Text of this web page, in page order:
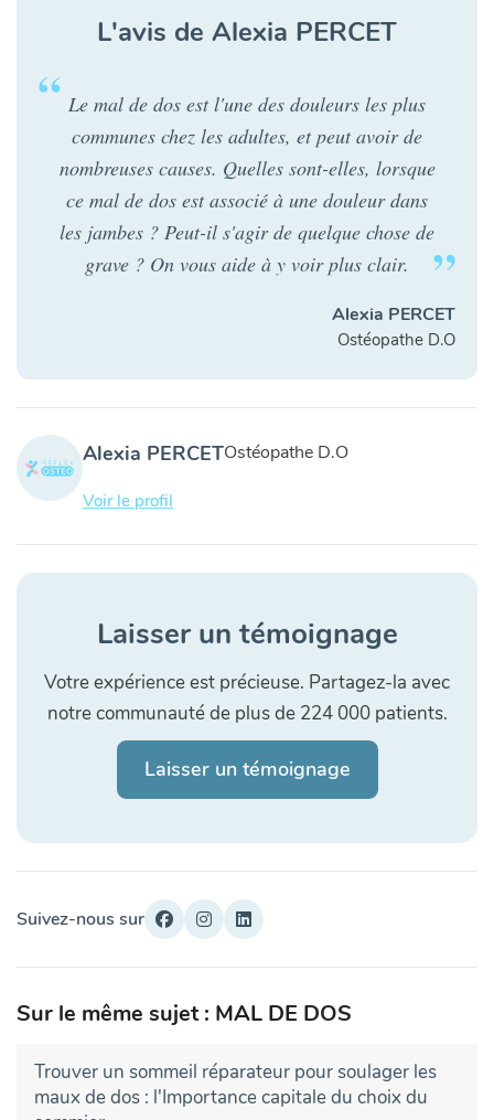
L'avis de Alexia PERCET
Le mal de dos est l'une des douleurs les plus
communes chez les adultes, et peut avoir de
nombreuses causes. Quelles sont-elles, lorsque
ce mal de dos est associé à une douleur dans
les jambes ? Peut-il s'agir de quelque chose de
grave ? On vous aide à y voir plus clair.
Alexia PERCET
Ostéopathe D.O
Alexia PERCETOstéopathe D.O
Voir le profil
Laisser un témoignage
Votre expérience est précieuse. Partagez-la avec
notre communauté de plus de 224 000 patients.
Laisser un témoignage
Suivez-nous sur
Sur le même sujet : MAL DE DOS
Trouver un sommeil réparateur pour soulager les
maux de dos : l'Importance capitale du choix du